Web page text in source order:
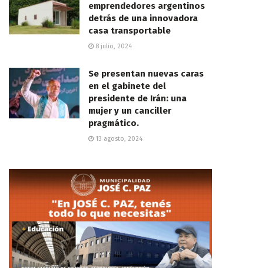
emprendedores argentinos
detrás de una innovadora
casa transportable
8 julio, 2024
Se presentan nuevas caras
en el gabinete del
presidente de Irán: una
mujer y un canciller
pragmático.
13 agosto, 2024